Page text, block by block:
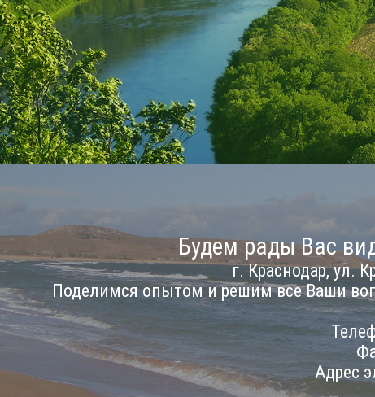
Будем рады Вас
г. Краснодар, ул.
Поделимся опытом и решим все Ваши
Адрес